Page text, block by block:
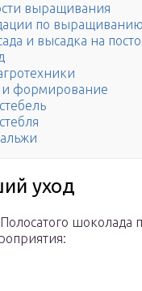
выращивания
по выращиванию
и высадка на
и формирование
уход
шоколада